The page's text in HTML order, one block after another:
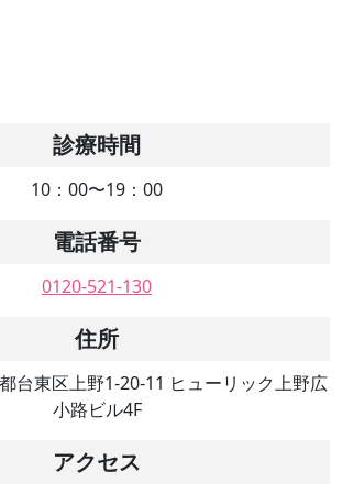
診療時間
10：00〜19：00
電話番号
0120-521-130
住所
台東区上野1-20-11 ヒューリック上野広
小路ビル4F
アクセス